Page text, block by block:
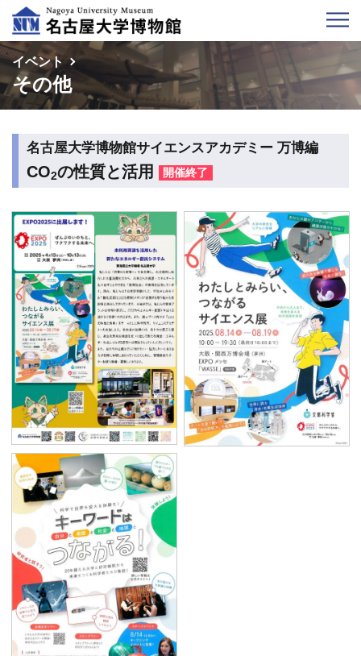
イベント
その他
名古屋大学博物館サイエンスアカデミー 万博編
CO2の性質と活用